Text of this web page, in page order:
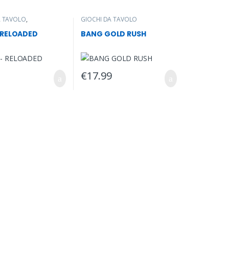
TAVOLO,
ESPANSIONE
,ESPANSIONE
,ESPANSIONE
GIOCHI DA TAVOLO
BANG GOLD RUSH
€17.99